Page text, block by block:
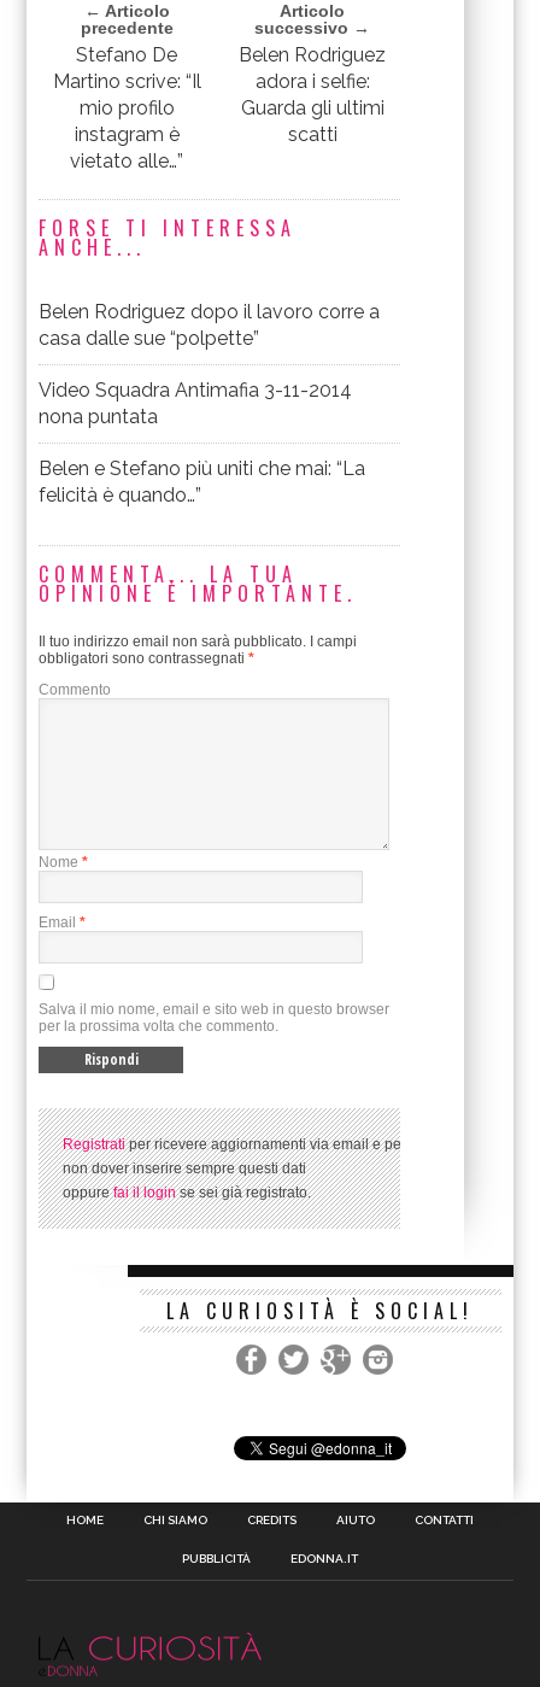
← Articolo
precedente
Stefano De
Martino scrive: “Il
mio profilo
instagram è
vietato alle…”
Articolo
successivo →
Belen Rodriguez
adora i selfie:
Guarda gli ultimi
scatti
FORSE TI INTERESSA
ANCHE...
Belen Rodriguez dopo il lavoro corre a
casa dalle sue “polpette”
Video Squadra Antimafia 3-11-2014
nona puntata
Belen e Stefano più uniti che mai: “La
felicità è quando…”
COMMENTA... LA TUA
OPINIONE È IMPORTANTE.
Il tuo indirizzo email non sarà pubblicato. I campi
obbligatori sono contrassegnati*
Commento
Nome *
Email *
Salva il mio nome, email e sito web in questo browser
per la prossima volta che commento.
Registratiper ricevere aggiornamenti via email e per
non dover inserire sempre questi dati
oppurefai il loginse sei già registrato.
LA CURIOSITÀ È SOCIAL!
HOME CHI SIAMO CREDITS AIUTO CONTATTI
PUBBLICITÀ EDONNA.IT